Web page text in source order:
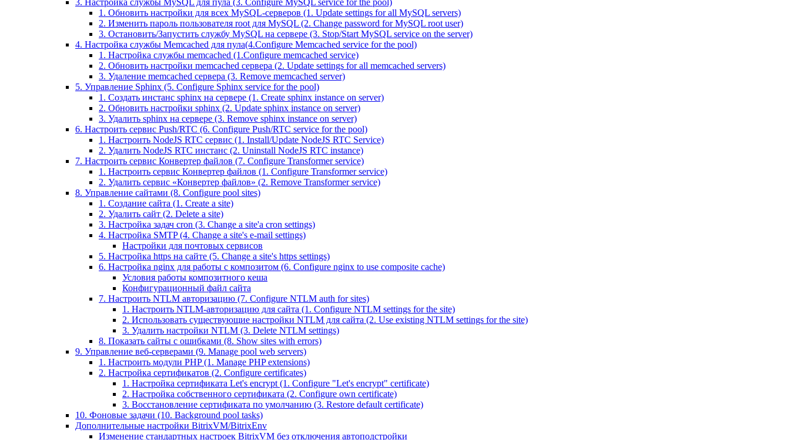
3. Настройка службы MySQL для пула (3. Configure MySQL service for the pool)
1. Обновить настройки для всех MySQL-серверов (1. Update settings for all MySQL servers)
2. Изменить пароль пользователя root для MySQL (2. Change password for MySQL root user)
3. Остановить/Запустить службу MySQL на сервере (3. Stop/Start MySQL service on the server)
4. Настройка службы Memcached для пула(4.Configure Memcached service for the pool)
1. Настройка службы memcached (1.Configure memcached service)
2. Обновить настройки memcached сервера (2. Update settings for all memcached servers)
3. Удаление memcached сервера (3. Remove memcached server)
5. Управление Sphinx (5. Configure Sphinx service for the pool)
1. Создать инстанс sphinx на сервере (1. Create sphinx instance on server)
2. Обновить настройки sphinx (2. Update sphinx instance on server)
3. Удалить sphinx на сервере (3. Remove sphinx instance on server)
6. Настроить сервис Push/RTC (6. Configure Push/RTC service for the pool)
1. Настроить NodeJS RTC сервис (1. Install/Update NodeJS RTC Service)
2. Удалить NodeJS RTC инстанс (2. Uninstall NodeJS RTC instance)
7. Настроить сервис Конвертер файлов (7. Configure Transformer service)
1. Настроить сервис Конвертер файлов (1. Configure Transformer service)
2. Удалить сервис «Конвертер файлов» (2. Remove Transformer service)
8. Управление сайтами (8. Configure pool sites)
1. Создание сайта (1. Create a site)
2. Удалить сайт (2. Delete a site)
3. Настройка задач cron (3. Change a site'a cron settings)
4. Настройка SMTP (4. Change a site's e-mail settings)
Настройки для почтовых сервисов
5. Настройка https на сайте (5. Change a site's https settings)
6. Настройка nginx для работы с композитом (6. Configure nginx to use composite cache)
Условия работы композитного кеша
Конфигурационный файл сайта
7. Настроить NTLM авторизацию (7. Configure NTLM auth for sites)
1. Настроить NTLM-авторизацию для сайта (1. Configure NTLM settings for the site)
2. Использовать существующие настройки NTLM для сайта (2. Use existing NTLM settings for the site)
3. Удалить настройки NTLM (3. Delete NTLM settings)
8. Показать сайты с ошибками (8. Show sites with errors)
9. Управление веб-серверами (9. Manage pool web servers)
1. Настроить модули PHP (1. Manage PHP extensions)
2. Настройка сертификатов (2. Configure certificates)
1. Настройка сертификата Let's encrypt (1. Configure "Let's encrypt" certificate)
2. Настройка собственного сертификата (2. Configure own certificate)
3. Восстановление сертификата по умолчанию (3. Restore default certificate)
10. Фоновые задачи (10. Background pool tasks)
Дополнительные настройки BitrixVM/BitrixEnv
Изменение стандартных настроек BitrixVM без отключения автоподстройки